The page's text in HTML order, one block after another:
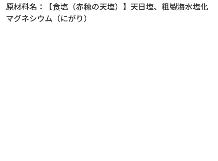
原材料名：
【食塩（赤穂の天塩）】天日塩、粗製海水塩化
マグネシウム（にがり）